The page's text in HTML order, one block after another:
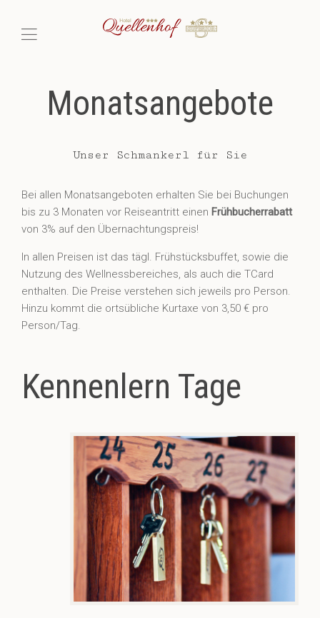
Monatsangebote
Unser Schmankerl für Sie
Bei allen Monatsangeboten erhalten Sie bei Buchungen
bis zu 3 Monaten vor Reiseantritt einen Frühbucherrabatt
von 3% auf den Übernachtungspreis!
In allen Preisen ist das tägl. Frühstücksbuffet, sowie die
Nutzung des Wellnessbereiches, als auch die TCard
enthalten. Die Preise verstehen sich jeweils pro Person.
Hinzu kommt die ortsübliche Kurtaxe von 3,50 € pro
Person/Tag.
Kennenlern Tage